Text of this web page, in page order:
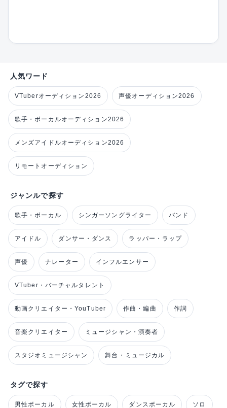
人気ワード
VTuberオーディション2026 声優オーディション2026
歌手・ボーカルオーディション2026
メンズアイドルオーディション2026
リモートオーディション
ジャンルで探す
歌手・ボーカル シンガーソングライター バンド
アイドル ダンサー・ダンス ラッパー・ラップ
声優 ナレーター インフルエンサー
VTuber・バーチャルタレント
動画クリエイター・YouTuber 作曲・編曲 作詞
音楽クリエイター ミュージシャン・演奏者
スタジオミュージシャン 舞台・ミュージカル
タグで探す
男性ボーカル 女性ボーカル ダンスボーカル ソロ